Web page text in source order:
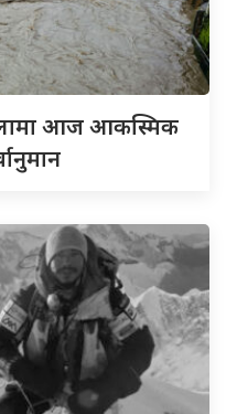
आज आकस्मिक